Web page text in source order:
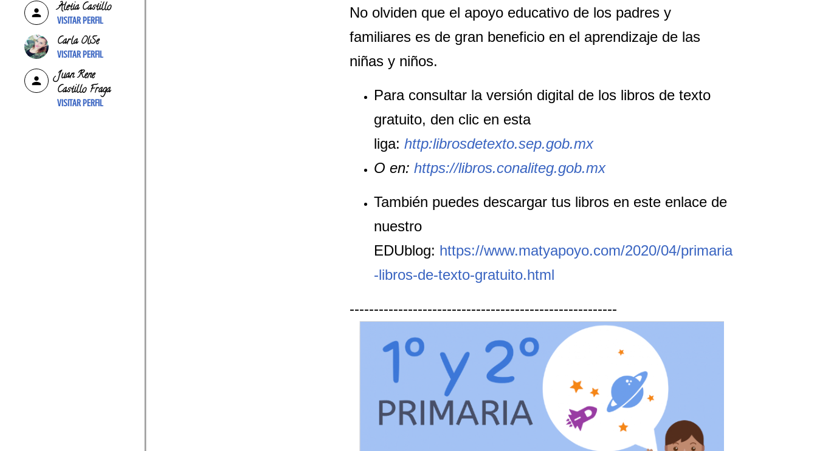
No olviden que el apoyo educativo de los padres y
familiares es de gran beneficio en el aprendizaje de las
niñas y niños.
Para consultar la versión digital de los libros de texto
gratuito, den clic en esta
liga: http:librosdetexto.sep.gob.mx
O en: https://libros.conaliteg.gob.mx
También puedes descargar tus libros en este enlace de
nuestro
EDUblog: https://www.matyapoyo.com/2020/04/primaria
-libros-de-texto-gratuito.html
-------------------------------------------------------
Aletia Castillo
VISITAR PERFIL
Carla OlSe
VISITAR PERFIL
Juan Rene
Castillo Fraga
VISITAR PERFIL